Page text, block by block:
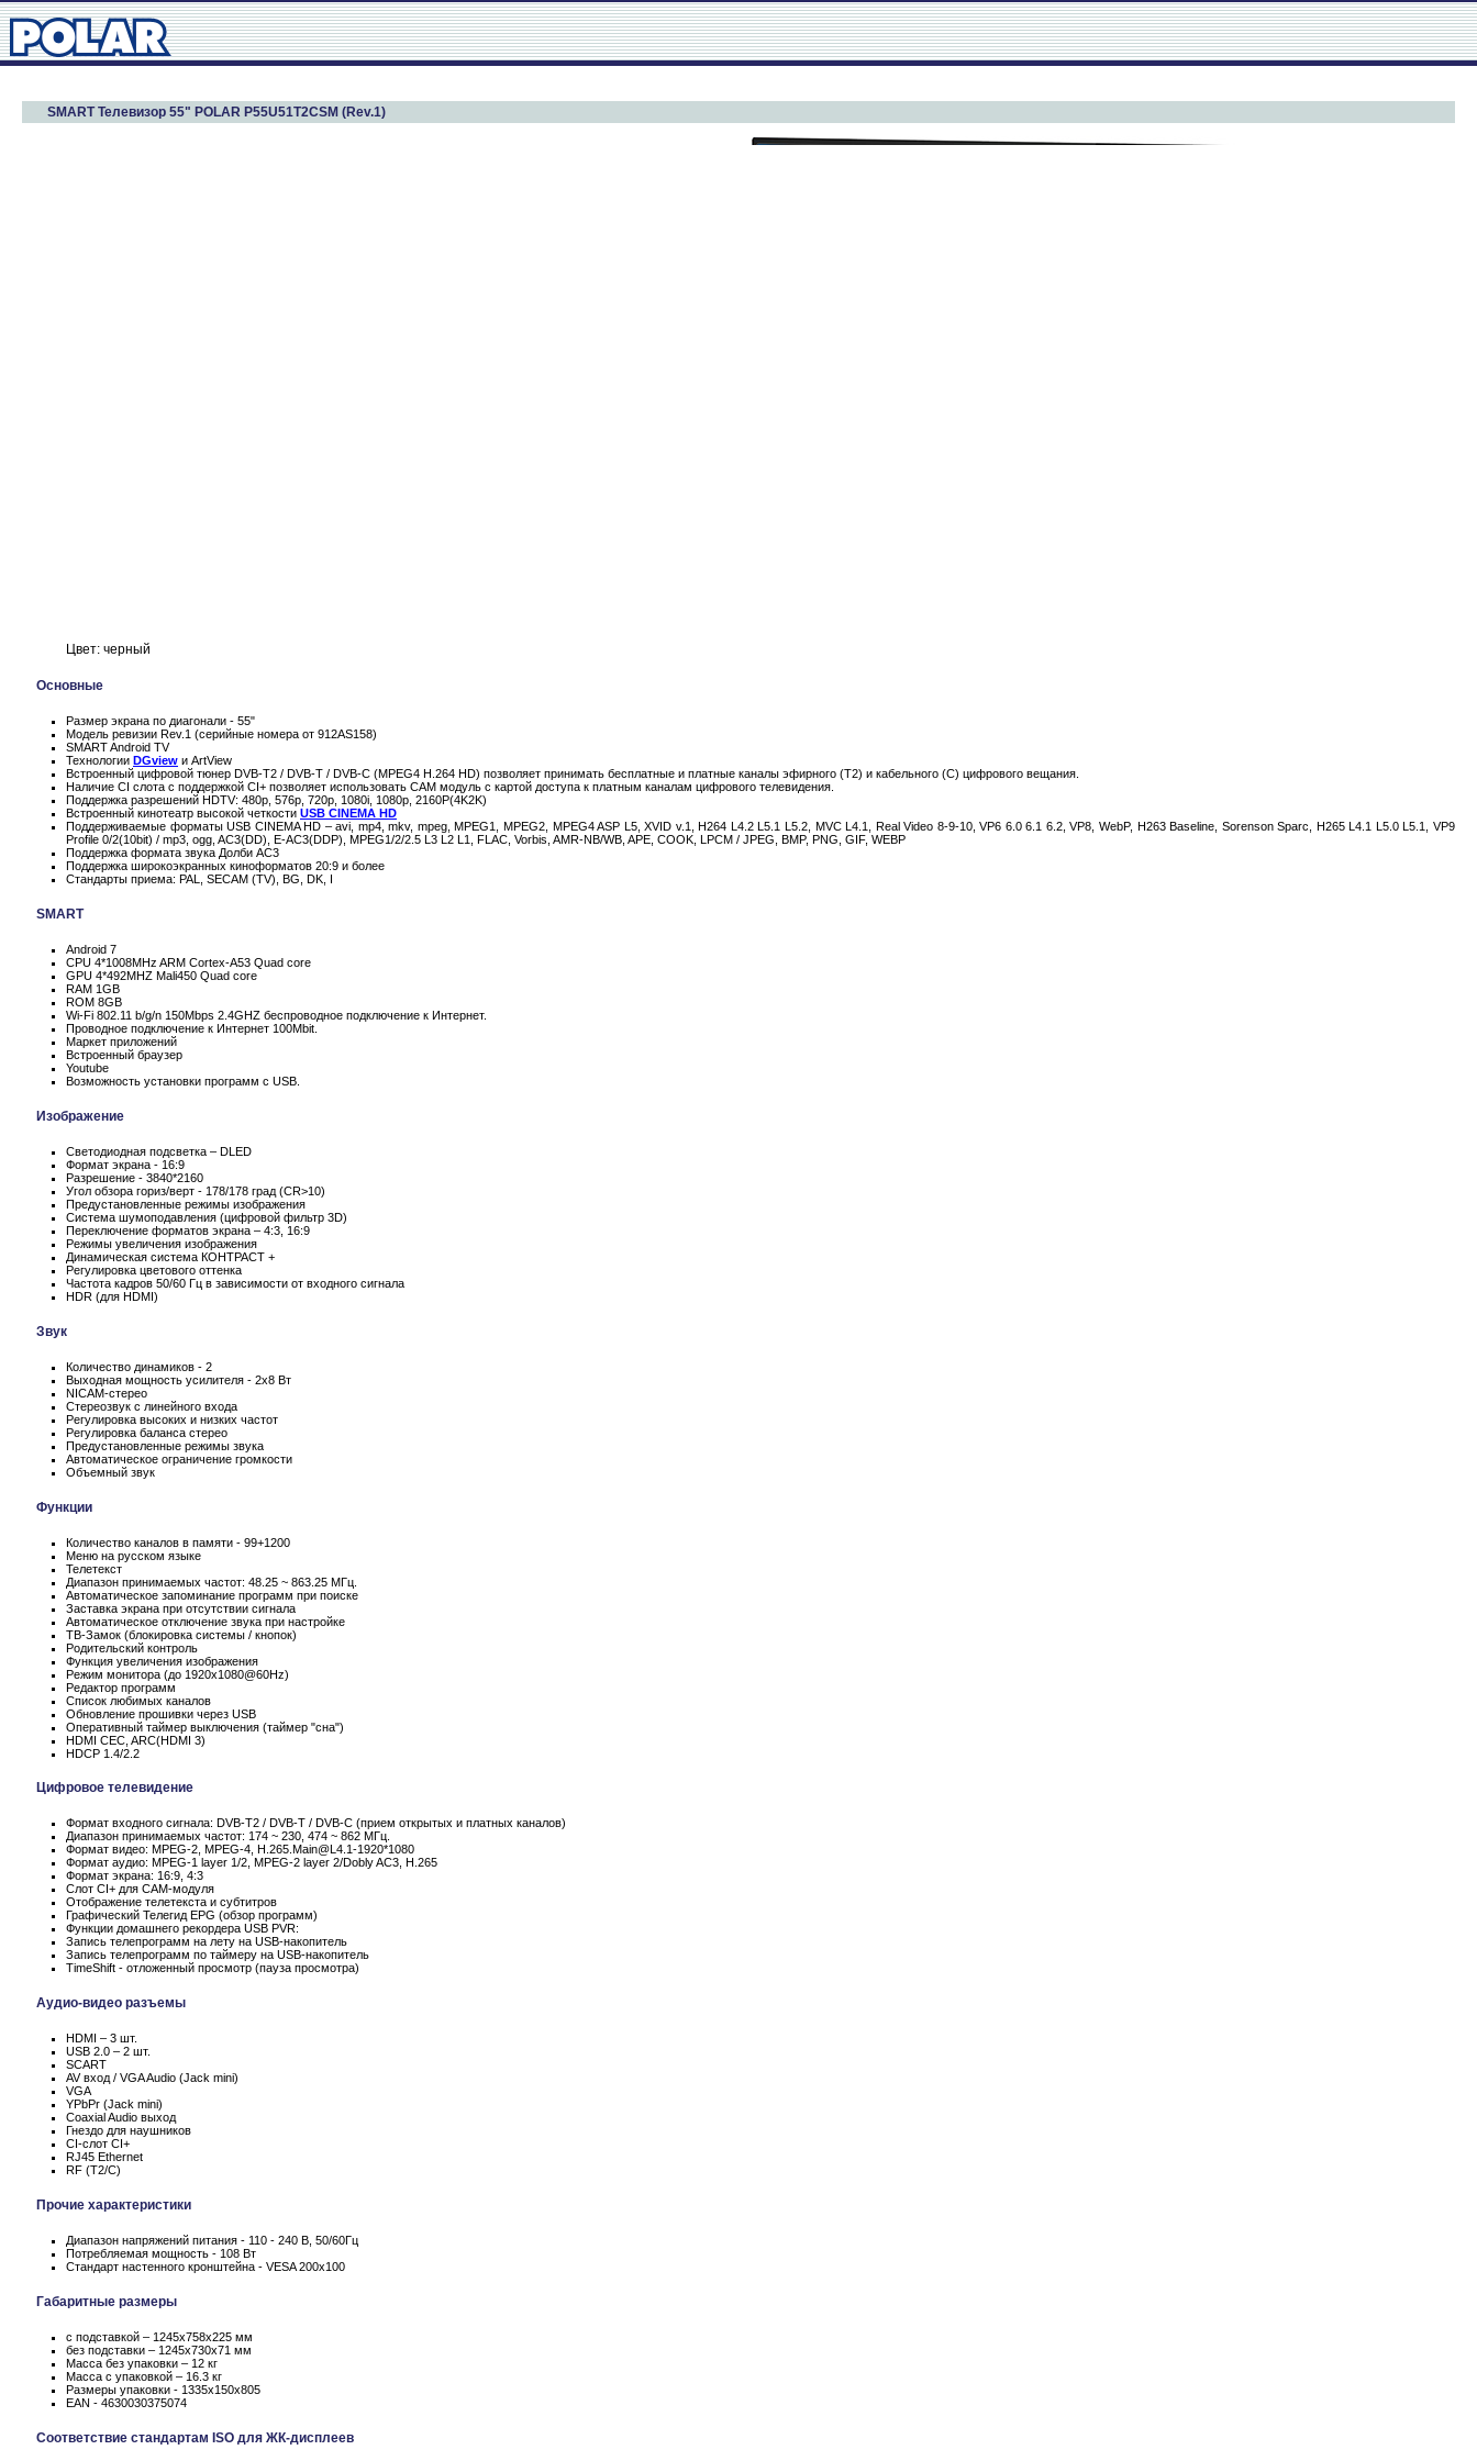
SMART Телевизор 55" POLAR P55U51T2CSM (Rev.1)
Цвет: черный
Основные
Размер экрана по диагонали - 55"
Модель ревизии Rev.1 (серийные номера от 912AS158)
SMART Android TV
Технологии DGview и ArtView
Встроенный цифровой тюнер DVB-T2 / DVB-T / DVB-C (MPEG4 H.264 HD) позволяет принимать бесплатные и платные каналы эфирного (T2) и кабельного (C) цифрового вещания.
Наличие CI слота с поддержкой CI+ позволяет использовать CAM модуль с картой доступа к платным каналам цифрового телевидения.
Поддержка разрешений HDTV: 480p, 576p, 720p, 1080i, 1080p, 2160P(4K2K)
Встроенный кинотеатр высокой четкости USB CINEMA HD
Поддерживаемые форматы USB CINEMA HD – avi, mp4, mkv, mpeg, MPEG1, MPEG2, MPEG4 ASP L5, XVID v.1, H264 L4.2 L5.1 L5.2, MVC L4.1, Real Video 8-9-10, VP6 6.0 6.1 6.2, VP8, WebP, H263 Baseline, Sorenson Sparc, H265 L4.1 L5.0 L5.1, VP9
Profile 0/2(10bit) / mp3, ogg, AC3(DD), E-AC3(DDP), MPEG1/2/2.5 L3 L2 L1, FLAC, Vorbis, AMR-NB/WB, APE, COOK, LPCM / JPEG, BMP, PNG, GIF, WEBP
Поддержка формата звука Долби AC3
Поддержка широкоэкранных киноформатов 20:9 и более
Стандарты приема: PAL, SECAM (TV), BG, DK, I
SMART
Android 7
CPU 4*1008MHz ARM Cortex-A53 Quad core
GPU 4*492MHZ Mali450 Quad core
RAM 1GB
ROM 8GB
Wi-Fi 802.11 b/g/n 150Mbps 2.4GHZ беспроводное подключение к Интернет.
Проводное подключение к Интернет 100Mbit.
Маркет приложений
Встроенный браузер
Youtube
Возможность установки программ с USB.
Изображение
Светодиодная подсветка – DLED
Формат экрана - 16:9
Разрешение - 3840*2160
Угол обзора гориз/верт - 178/178 град (CR>10)
Предустановленные режимы изображения
Система шумоподавления (цифровой фильтр 3D)
Переключение форматов экрана – 4:3, 16:9
Режимы увеличения изображения
Динамическая система КОНТРАСТ +
Регулировка цветового оттенка
Частота кадров 50/60 Гц в зависимости от входного сигнала
HDR (для HDMI)
Звук
Количество динамиков - 2
Выходная мощность усилителя - 2x8 Вт
NICAM-стерео
Стереозвук с линейного входа
Регулировка высоких и низких частот
Регулировка баланса стерео
Предустановленные режимы звука
Автоматическое ограничение громкости
Объемный звук
Функции
Количество каналов в памяти - 99+1200
Меню на русском языке
Телетекст
Диапазон принимаемых частот: 48.25 ~ 863.25 МГц.
Автоматическое запоминание программ при поиске
Заставка экрана при отсутствии сигнала
Автоматическое отключение звука при настройке
ТВ-Замок (блокировка системы / кнопок)
Родительский контроль
Функция увеличения изображения
Режим монитора (до 1920x1080@60Hz)
Редактор программ
Список любимых каналов
Обновление прошивки через USB
Оперативный таймер выключения (таймер "сна")
HDMI CEC, ARC(HDMI 3)
HDCP 1.4/2.2
Цифровое телевидение
Формат входного сигнала: DVB-T2 / DVB-T / DVB-C (прием открытых и платных каналов)
Диапазон принимаемых частот: 174 ~ 230, 474 ~ 862 МГц.
Формат видео: MPEG-2, MPEG-4, H.265.Main@L4.1-1920*1080
Формат аудио: MPEG-1 layer 1/2, MPEG-2 layer 2/Dobly AC3, H.265
Формат экрана: 16:9, 4:3
Слот CI+ для CAM-модуля
Отображение телетекста и субтитров
Графический Телегид EPG (обзор программ)
Функции домашнего рекордера USB PVR:
Запись телепрограмм на лету на USB-накопитель
Запись телепрограмм по таймеру на USB-накопитель
TimeShift - отложенный просмотр (пауза просмотра)
Аудио-видео разъемы
HDMI – 3 шт.
USB 2.0 – 2 шт.
SCART
AV вход / VGA Audio (Jack mini)
VGA
YPbPr (Jack mini)
Coaxial Audio выход
Гнездо для наушников
CI-слот CI+
RJ45 Ethernet
RF (T2/C)
Прочие характеристики
Диапазон напряжений питания - 110 - 240 В, 50/60Гц
Потребляемая мощность - 108 Вт
Стандарт настенного кронштейна - VESA 200x100
Габаритные размеры
с подставкой – 1245x758x225 мм
без подставки – 1245x730x71 мм
Масса без упаковки – 12 кг
Масса c упаковкой – 16.3 кг
Размеры упаковки - 1335x150x805
EAN - 4630030375074
Соответствие стандартам ISO для ЖК-дисплеев